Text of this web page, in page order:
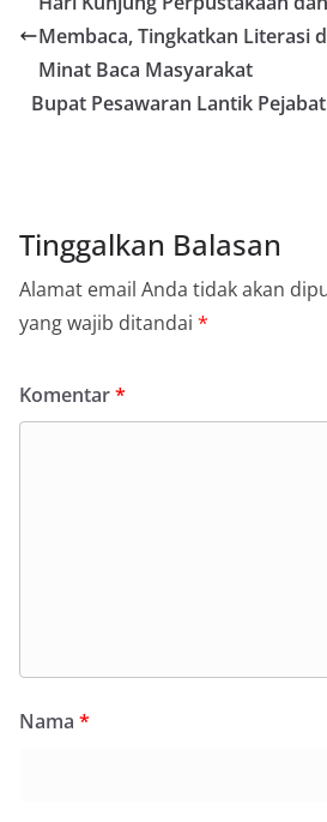
Membaca, Tingkatkan Literasi
Minat Baca Masyarakat
Bupat Pesawaran Lantik
Tinggalkan Balasan
Alamat email Anda tidak akan
yang wajib ditandai *
Komentar*
Nama *